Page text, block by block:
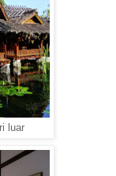
luar